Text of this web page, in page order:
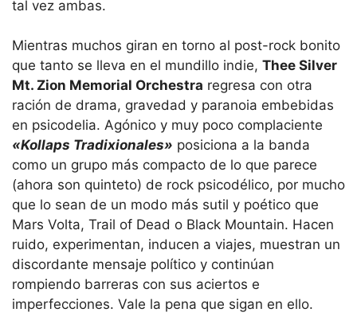
tal vez ambas.
Mientras muchos giran en torno al post-rock bonito
que tanto se lleva en el mundillo indie, Thee Silver
Mt. Zion Memorial Orchestra regresa con otra
ración de drama, gravedad y paranoia embebidas
en psicodelia. Agónico y muy poco complaciente
«Kollaps Tradixionales» posiciona a la banda
como un grupo más compacto de lo que parece
(ahora son quinteto) de rock psicodélico, por mucho
que lo sean de un modo más sutil y poético que
Mars Volta, Trail of Dead o Black Mountain. Hacen
ruido, experimentan, inducen a viajes, muestran un
discordante mensaje político y continúan
rompiendo barreras con sus aciertos e
imperfecciones. Vale la pena que sigan en ello.